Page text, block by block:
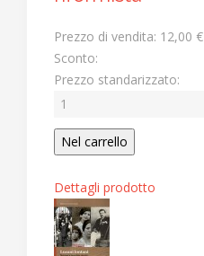
Prezzo di vendita: 12,00 €
Sconto:
Prezzo standarizzato:
Dettagli prodotto